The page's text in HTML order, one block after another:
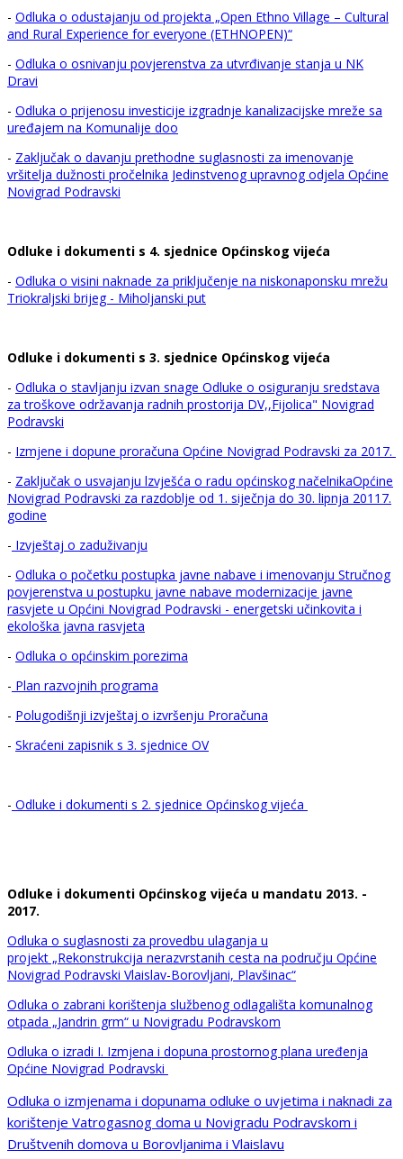
- Odluka o odustajanju od projekta „Open Ethno Village – Cultural
and Rural Experience for everyone (ETHNOPEN)“
- Odluka o osnivanju povjerenstva za utvrđivanje stanja u NK
Dravi
- Odluka o prijenosu investicije izgradnje kanalizacijske mreže sa
uređajem na Komunalije doo
- Zaključak o davanju prethodne suglasnosti za imenovanje
vršitelja dužnosti pročelnika Jedinstvenog upravnog odjela Općine
Novigrad Podravski
Odluke i dokumenti s 4. sjednice Općinskog vijeća
- Odluka o visini naknade za priključenje na niskonaponsku mrežu
Triokraljski brijeg - Miholjanski put
Odluke i dokumenti s 3. sjednice Općinskog vijeća
- Odluka o stavljanju izvan snage Odluke o osiguranju sredstava
za troškove održavanja radnih prostorija DV,,Fijolica" Novigrad
Podravski
- Izmjene i dopune proračuna Općine Novigrad Podravski za 2017.
- Zaključak o usvajanju lzvješća o radu općinskog načelnikaOpćine
Novigrad Podravski za razdoblje od 1. siječnja do 30. lipnja 20117.
godine
- Izvještaj o zaduživanju
- Odluka o početku postupka javne nabave i imenovanju Stručnog
povjerenstva u postupku javne nabave modernizacije javne
rasvjete u Općini Novigrad Podravski - energetski učinkovita i
ekološka javna rasvjeta
- Odluka o općinskim porezima
- Plan razvojnih programa
- Polugodišnji izvještaj o izvršenju Proračuna
- Skraćeni zapisnik s 3. sjednice OV
- Odluke i dokumenti s 2. sjednice Općinskog vijeća
Odluke i dokumenti Općinskog vijeća u mandatu 2013. -
2017.
Odluka o suglasnosti za provedbu ulaganja u
projekt „Rekonstrukcija nerazvrstanih cesta na području Općine
Novigrad Podravski Vlaislav-Borovljani, Plavšinac“
Odluka o zabrani korištenja službenog odlagališta komunalnog
otpada „Jandrin grm“ u Novigradu Podravskom
Odluka o izradi I. Izmjena i dopuna prostornog plana uređenja
Općine Novigrad Podravski
Odluka o izmjenama i dopunama odluke o uvjetima i naknadi za
korištenje Vatrogasnog doma u Novigradu Podravskom i
Društvenih domova u Borovljanima i Vlaislavu